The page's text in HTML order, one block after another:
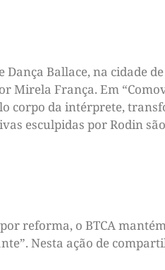
Ballace, na cidade
França. Em
corpo da intérprete,
esculpidas por Rodin
reforma, o BTCA
Nesta ação de